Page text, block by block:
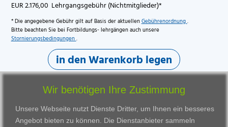
EUR 2.176,00 Lehrgangsgebühr (Nichtmitglieder)*
* Die angegebene Gebühr gilt auf Basis der aktuellenGebührenordnung.
Bitte beachten Sie bei Fortbildungs- lehrgängen auch unsere
Stornierungsbedingungen.
in den Warenkorb legen
Wir benötigen Ihre Zustimmung
Unsere Webseite nutzt Dienste Dritter, um Ihnen ein besseres
Angebot bieten zu können. Die Dienstanbieter sammeln